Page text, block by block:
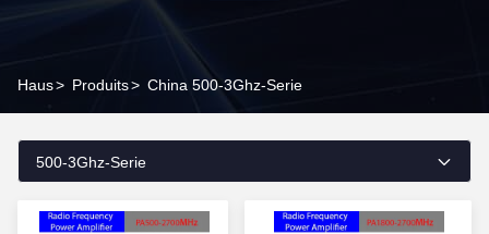
Haus> Produits> China 500-3Ghz-Serie
500-3Ghz-Serie